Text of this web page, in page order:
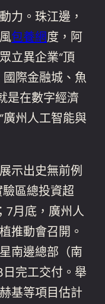
力。珠江邊，
包養網度，阿
立異企業“頂
際金融城、魚
是在數字經濟
州人工智能與
示出史無前例
驗區總投資超
7月底，廣州人
推動會召開。
南邊總部（南
完工交付。舉
基等項目估計